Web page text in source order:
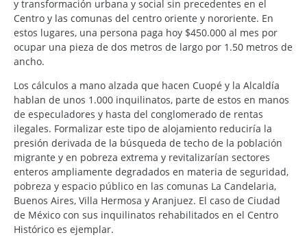
y transformación urbana y social sin precedentes en el
Centro y las comunas del centro oriente y nororiente. En
estos lugares, una persona paga hoy $450.000 al mes por
ocupar una pieza de dos metros de largo por 1.50 metros de
ancho.
Los cálculos a mano alzada que hacen Cuopé y la Alcaldía
hablan de unos 1.000 inquilinatos, parte de estos en manos
de especuladores y hasta del conglomerado de rentas
ilegales. Formalizar este tipo de alojamiento reduciría la
presión derivada de la búsqueda de techo de la población
migrante y en pobreza extrema y revitalizarían sectores
enteros ampliamente degradados en materia de seguridad,
pobreza y espacio público en las comunas La Candelaria,
Buenos Aires, Villa Hermosa y Aranjuez. El caso de Ciudad
de México con sus inquilinatos rehabilitados en el Centro
Histórico es ejemplar.